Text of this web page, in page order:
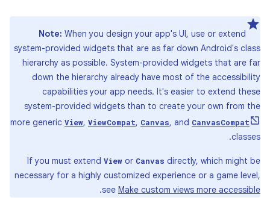
Note: When you design your app's UI, use or extend
system-provided widgets that are as far down Android's class
hierarchy as possible. System-provided widgets that are far
down the hierarchy already have most of the accessibility
capabilities your app needs. It's easier to extend these
system-provided widgets than to create your own from the
more generic View, ViewCompat, Canvas, and CanvasCompat
classes
.
If you must extend View or Canvas directly, which might be
necessary for a highly customized experience or a game level,
see Make custom views more accessible
.